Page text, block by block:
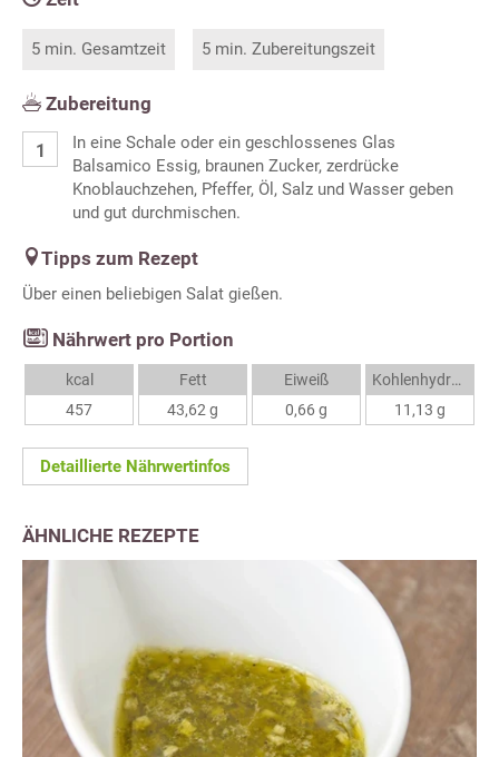
5 min. Gesamtzeit 5 min. Zubereitungszeit
Zubereitung
In eine Schale oder ein geschlossenes Glas
Balsamico Essig, braunen Zucker, zerdrücke
Knoblauchzehen, Pfeffer, Öl, Salz und Wasser geben
und gut durchmischen.
Tipps zum Rezept
Über einen beliebigen Salat gießen.
Nährwert pro Portion
kcal
457
Fett
43,62 g
Eiweiß
0,66 g
Kohlenhydrate
11,13 g
Detaillierte Nährwertinfos
ÄHNLICHE REZEPTE